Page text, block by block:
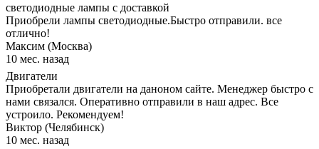
светодиодные лампы с доставкой
Приобрели лампы светодиодные.Быстро отправили. все
отлично!
Максим (Москва)
10 мес. назад
Двигатели
Приобретали двигатели на даноном сайте. Менеджер быстро с
нами связался. Оперативно отправили в наш адрес. Все
устроило. Рекомендуем!
Виктор (Челябинск)
10 мес. назад